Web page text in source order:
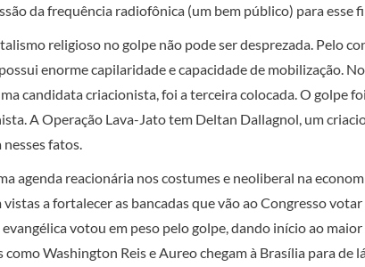
da frequência radiofônica (um bem público) para esse
religioso no golpe não pode ser desprezada. Pelo
enorme capilaridade e capacidade de mobilização.
candidata criacionista, foi a terceira colocada. O golpe
A Operação Lava-Jato tem Deltan Dallagnol, um
fatos.
agenda reacionária nos costumes e neoliberal na
vistas a fortalecer as bancadas que vão ao Congresso
votou em peso pelo golpe, dando início ao
Washington Reis e Aureo chegam à Brasília para de